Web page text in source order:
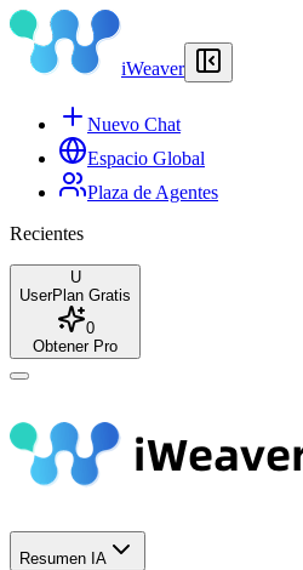
iWeaver
Nuevo Chat
Espacio Global
Plaza de Agentes
Recientes
U
UserPlan Gratis
0
Obtener Pro
Resumen IA